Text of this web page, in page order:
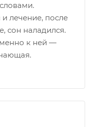
лечение, после
сон наладился.
к ней —